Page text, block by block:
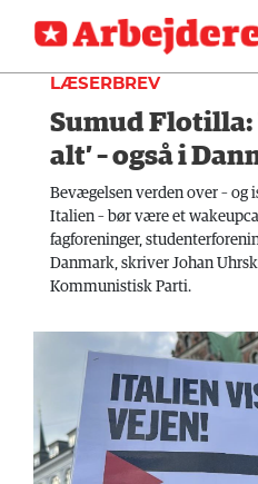
SEKTIONER
ARBEJDEREN
MENER
FAGLIGT
INDLAND
UDLAND
KULTUR
KALENDER
BLOGS
DEBAT
SOUNDCLOUD
ABONNER
LOG IND
LÆSERBREV
Sumud Flotilla:
alt’ – også i
Bevægelsen verden over – og
Italien – bør være et
fagforeninger,
Danmark, skriver Johan
Kommunistisk Parti.